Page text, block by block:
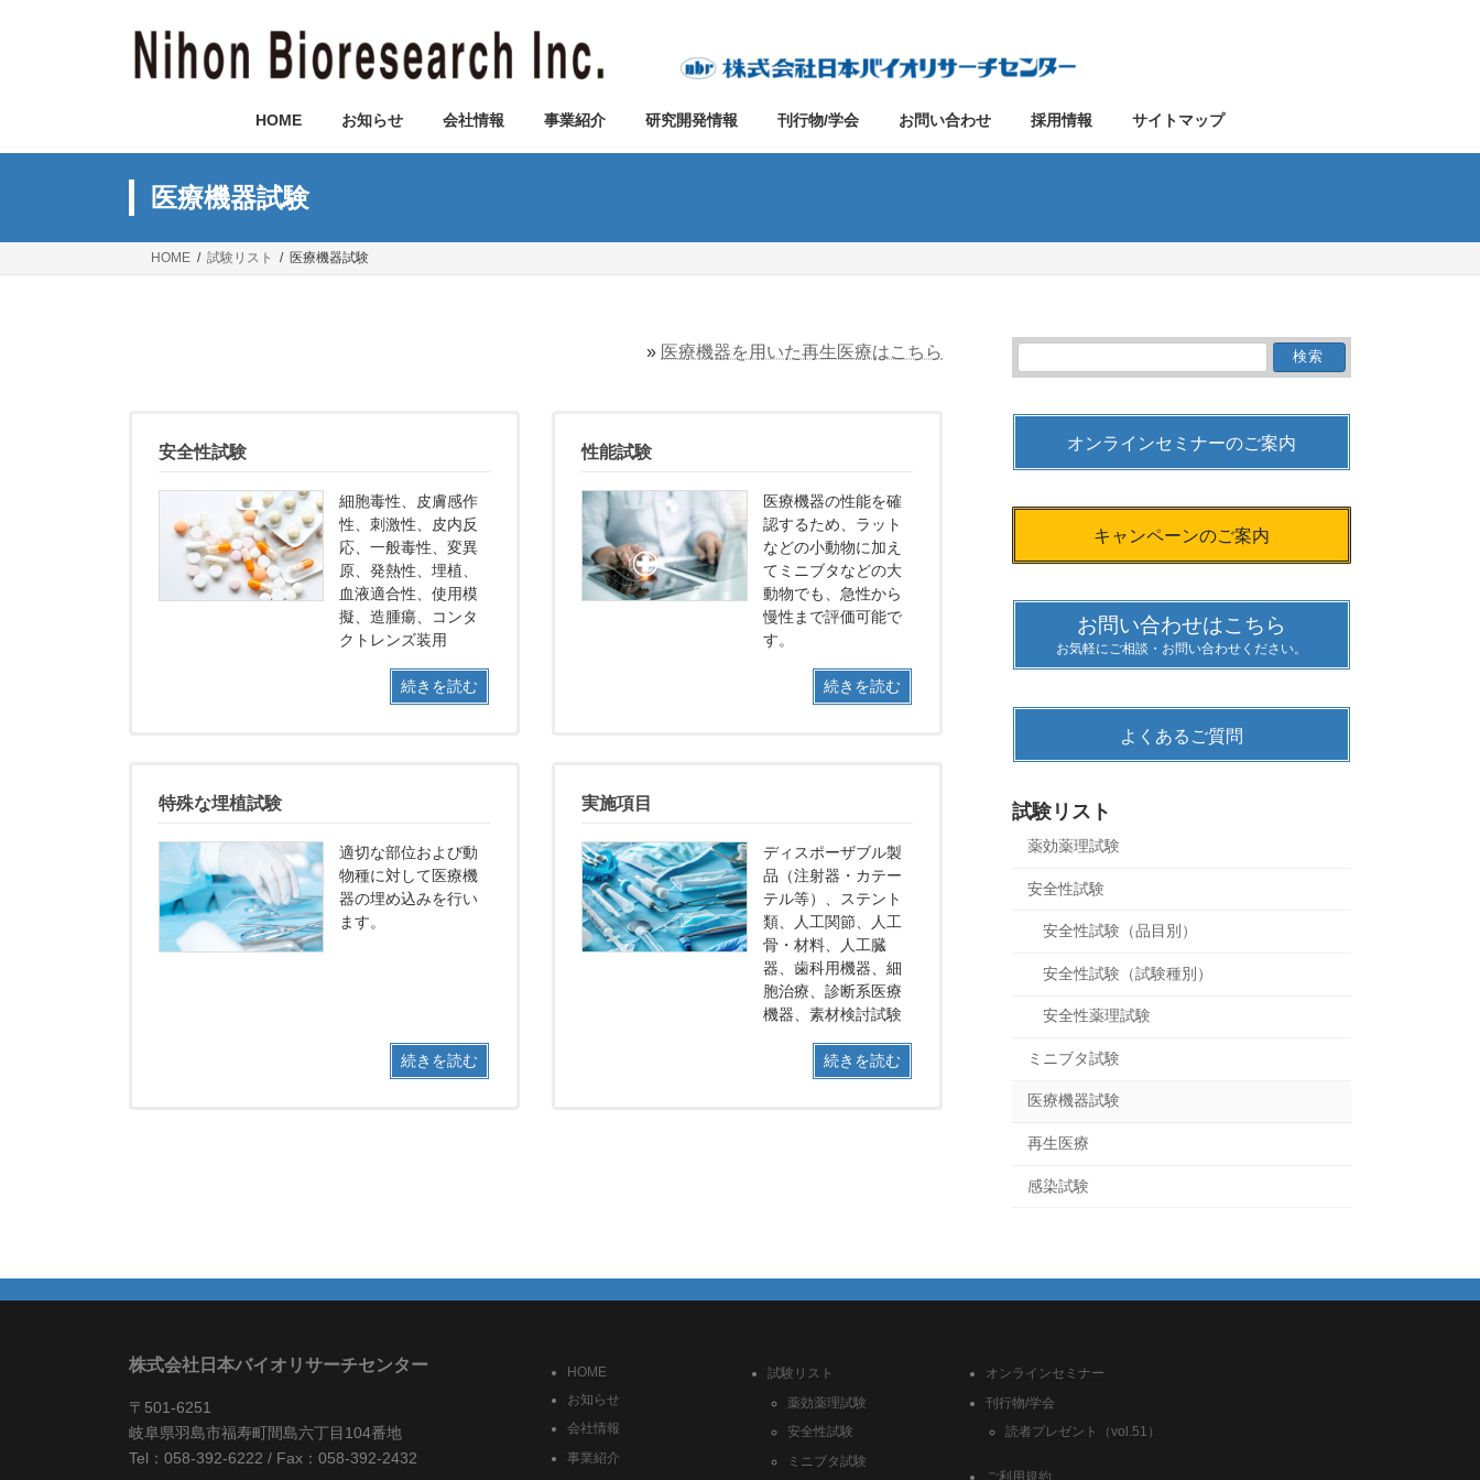
HOME お知らせ 会社情報 事業紹介 研究開発情報 刊行物/学会 お問い合わせ 採用情報 サイトマップ
医療機器試験
HOME 試験リスト 医療機器試験
» 医療機器を用いた再生医療はこちら
安全性試験
細胞毒性、皮膚感作
性、刺激性、皮内反
応、一般毒性、変異
原、発熱性、埋植、
血液適合性、使用模
擬、造腫瘍、コンタ
クトレンズ装用
続きを読む
性能試験
医療機器の性能を確
認するため、ラット
などの小動物に加え
てミニブタなどの大
動物でも、急性から
慢性まで評価可能で
す。
続きを読む
特殊な埋植試験
適切な部位および動
物種に対して医療機
器の埋め込みを行い
ます。
続きを読む
実施項目
ディスポーザブル製
品（注射器・カテー
テル等）、ステント
類、人工関節、人工
骨・材料、人工臓
器、歯科用機器、細
胞治療、診断系医療
機器、素材検討試験
続きを読む
索:
オンラインセミナーのご案内
キャンペーンのご案内
お問い合わせはこちら
お気軽にご相談・お問い合わせください。
よくあるご質問
試験リスト
薬効薬理試験
安全性試験
安全性試験（品目別）
安全性試験（試験種別）
安全性薬理試験
ミニブタ試験
医療機器試験
再生医療
感染試験
株式会社日本バイオリサーチセンター
〒501-6251
岐阜県羽島市福寿町間島六丁目104番地
Tel：058-392-6222 / Fax：058-392-2432
HOME
お知らせ
会社情報
事業紹介
試験リスト
薬効薬理試験
安全性試験
ミニブタ試験
オンラインセミナー
刊行物/学会
読者プレゼント（vol.51）